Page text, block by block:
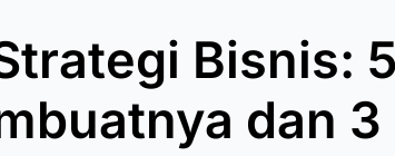
Bisnis:
dan